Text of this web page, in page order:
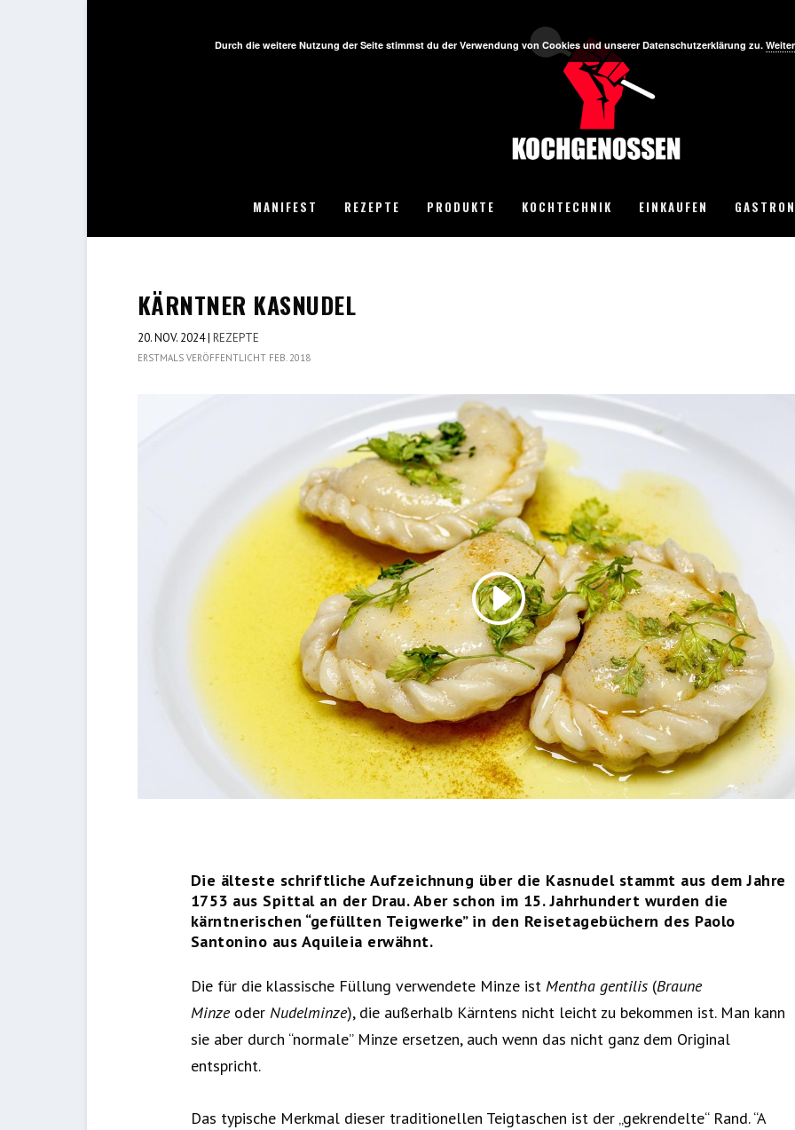
MANIFEST REZEPTE PRODUKTE KOCHTECHNIK EINKAUFEN
KÄRNTNER KASNUDEL
20. NOV. 2024| REZEPTE
ERSTMALS VERÖFFENTLICHT FEB. 2018
Die älteste schriftliche Aufzeichnung über die Kasnudel stammt aus dem Jahre
1753 aus Spittal an der Drau. Aber schon im 15. Jahrhundert wurden die
kärntnerischen “gefüllten Teigwerke” in den Reisetagebüchern des Paolo
Santonino aus Aquileia erwähnt.
Die für die klassische Füllung verwendete Minze ist Mentha gentilis(Braune
Minzeoder Nudelminze), die außerhalb Kärntens nicht leicht zu bekommen ist. Man kann
sie aber durch “normale” Minze ersetzen, auch wenn das nicht ganz dem Original
entspricht.
Das typische Merkmal dieser traditionellen Teigtaschen ist der „gekrendelte“ Rand. “A
Durch die weitere Nutzung der Seite stimmst du der Verwendung von Cookies und unserer Datenschutzerklärung zu.